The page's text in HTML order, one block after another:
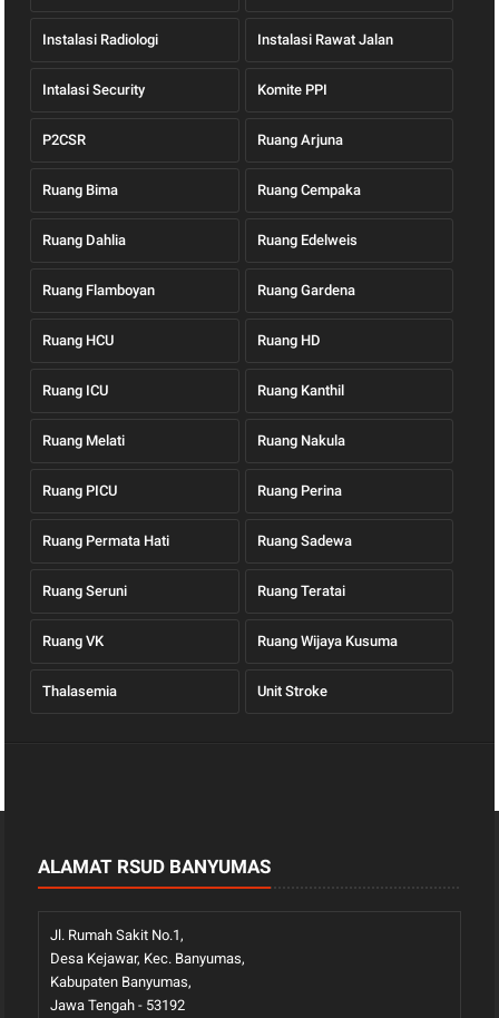
Instalasi Radiologi Instalasi Rawat Jalan
Intalasi Security Komite PPI
P2CSR Ruang Arjuna
Ruang Bima Ruang Cempaka
Ruang Dahlia Ruang Edelweis
Ruang Flamboyan Ruang Gardena
Ruang HCU Ruang HD
Ruang ICU Ruang Kanthil
Ruang Melati Ruang Nakula
Ruang PICU Ruang Perina
Ruang Permata Hati Ruang Sadewa
Ruang Seruni Ruang Teratai
Ruang VK Ruang Wijaya Kusuma
Thalasemia Unit Stroke
ALAMAT RSUD BANYUMAS
Jl. Rumah Sakit No.1,
Desa Kejawar, Kec. Banyumas,
Kabupaten Banyumas,
Jawa Tengah - 53192